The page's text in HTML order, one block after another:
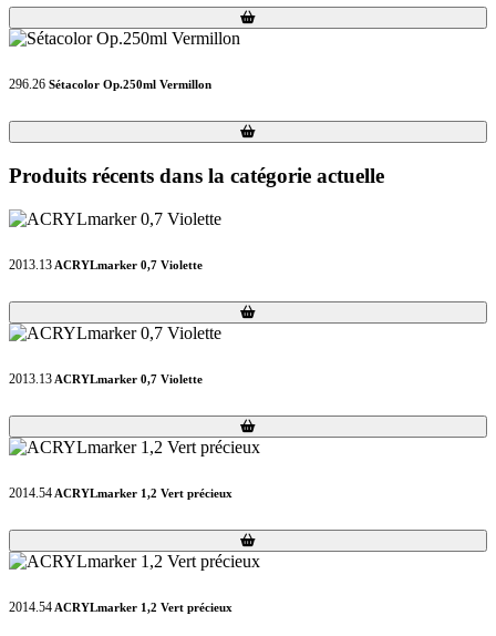
Loading...
Loading...
296.26 Sétacolor Op.250ml Vermillon
Loading...
Loading...
Produits récents dans la catégorie actuelle
2013.13 ACRYLmarker 0,7 Violette
Loading...
Loading...
2013.13 ACRYLmarker 0,7 Violette
Loading...
Loading...
2014.54 ACRYLmarker 1,2 Vert précieux
Loading...
Loading...
2014.54 ACRYLmarker 1,2 Vert précieux